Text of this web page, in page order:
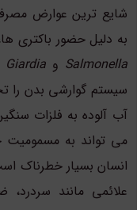
شایع ترین عوارض
به دلیل حضور باکتری
Salmonella وGiardia
سیستم گوارشی بدن را
آب آلوده به فلزات
می تواند به مسمومیت
انسان بسیار خطرناک
علائمی مانند